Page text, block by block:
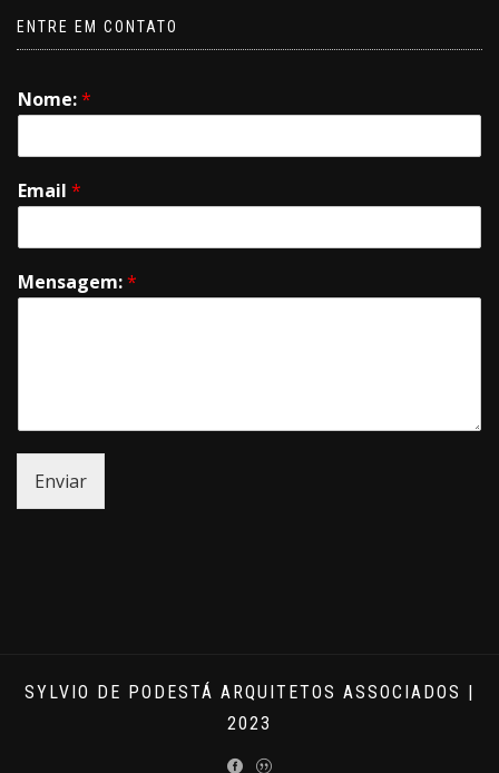
ENTRE EM CONTATO
Nome:*
Email *
Mensagem:*
Enviar
SYLVIO DE PODESTÁ ARQUITETOS ASSOCIADOS |
2023